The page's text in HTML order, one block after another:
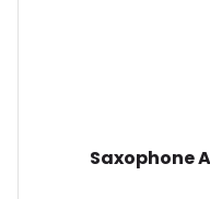
Saxophone